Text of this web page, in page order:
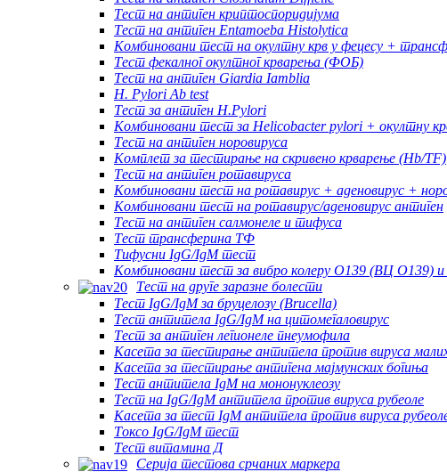
Тест на антиген криптоспоридијума
Тест на антиген Entamoeba Histolytica
Комбиновани тест на окултну крв у фецесу +
Тест фекалног окултног крварења (ФОБ)
Тест на антиген Giardia Iamblia
H. Pylori Ab test
Тест за антиген H.Pylori
Комбиновани тест за Helicobacter pylori + окултну
Тест на антиген норовируса
Комплет за тестирање на скривено крварење (Hb/TF)
Тест на антиген ротавируса
Комбиновани тест на ротавирус + аденовирус +
Комбиновани тест на ротавирус/аденовирус антиген
Тест на антиген салмонеле и тифуса
Тест трансферина ТФ
Тифусни IgG/IgM тест
Комбиновани тест за вибро колеру О139 (ВЦ О139)
Тест на друге заразне болести
Тест IgG/IgM за бруцелозу (Brucella)
Тест антитела IgG/IgM на цитомегаловирус
Тест за антиген легионеле пнеумофила
Касета за тестирање антитела против вируса
Касета за тестирање антигена мајмунских богиња
Тест антитела IgM на мононуклеозу
Тест на IgG/IgM антитела против вируса рубеоле
Касета за тест IgM антитела против вируса
Токсо IgG/IgM тест
Тест витамина Д
Серија тестова срчаних маркера